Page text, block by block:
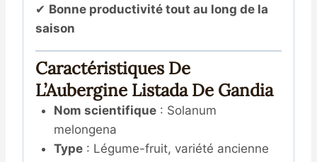
✔ Bonne productivité tout au long de la
saison
Caractéristiques De
L’Aubergine Listada De Gandia
Nom scientifique: Solanum
melongena
Type: Légume-fruit, variété ancienne